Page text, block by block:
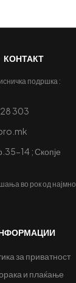
КОНТАКТ
подршка :
303
14 ; Скопје
во рок од
за приватност
и плаќање